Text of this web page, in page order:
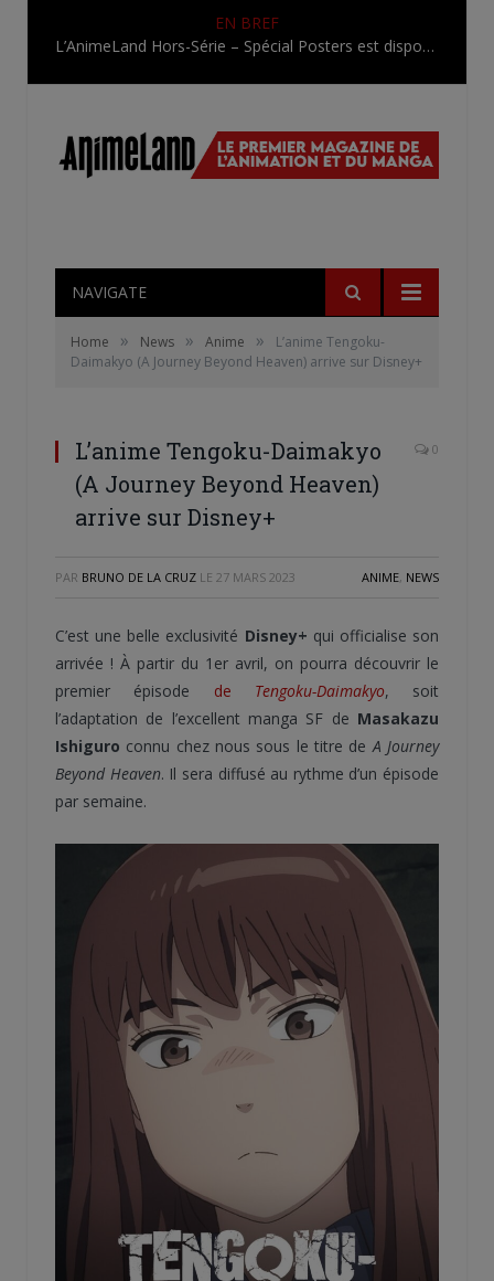
EN BREF
L’AnimeLand Hors-Série – Spécial Posters est disponible !
NAVIGATE
Home » News » Anime »
L’anime Tengoku-
Daimakyo (A Journey Beyond Heaven) arrive sur Disney+
L’anime Tengoku-Daimakyo
(A Journey Beyond Heaven)
arrive sur Disney+
0
PAR BRUNO DE LA CRUZ LE 27 MARS 2023 ANIME, NEWS
C’est une belle exclusivité Disney+ qui officialise son
arrivée ! À partir du 1er avril, on pourra découvrir le
premier épisode de Tengoku-Daimakyo, soit
l’adaptation de l’excellent manga SF de Masakazu
Ishiguro connu chez nous sous le titre deA Journey
Beyond Heaven. Il sera diffusé au rythme d’un épisode
par semaine.